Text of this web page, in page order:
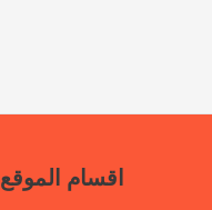
اقسام الموقع